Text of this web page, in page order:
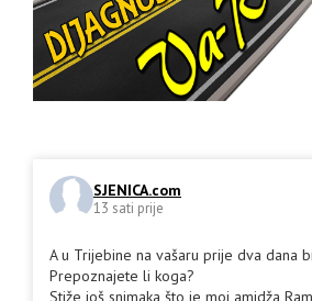
SJENICA.com
13 sati prije
A u Trijebine na vašaru prije dva dana
Prepoznajete li koga?
Stiže još snimaka što je moj amidža